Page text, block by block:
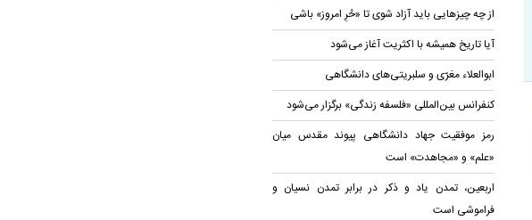
از چه چیزهایی باید آزاد شوی تا «حُرِ امروز» باشی
آیا تاریخ همیشه با اکثریت آغاز می‌شود
ابوالعلاء معَرّی و سلبریتی‌های دانشگاهی
کنفرانس بین‌المللی «فلسفه زندگی» برگزار می‌شود
رمز موفقیت جهاد دانشگاهی پیوند مقدس میان
«علم» و «مجاهدت» است
اربعین، تمدن یاد و ذکر در برابر تمدن نسیان و
فراموشی است